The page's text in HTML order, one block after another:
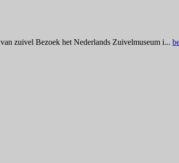
zuivel Bezoek het Nederlands Zuivelmuseum i...